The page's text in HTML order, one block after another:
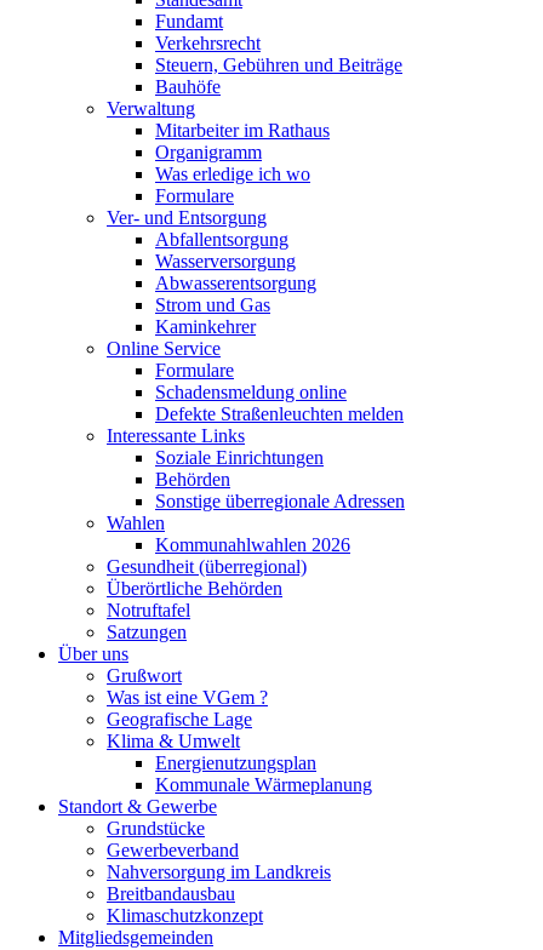
Fundamt
Verkehrsrecht
Steuern, Gebühren und Beiträge
Bauhöfe
Verwaltung
Mitarbeiter im Rathaus
Organigramm
Was erledige ich wo
Formulare
Ver- und Entsorgung
Abfallentsorgung
Wasserversorgung
Abwasserentsorgung
Strom und Gas
Kaminkehrer
Online Service
Formulare
Schadensmeldung online
Defekte Straßenleuchten melden
Interessante Links
Soziale Einrichtungen
Behörden
Sonstige überregionale Adressen
Wahlen
Kommunahlwahlen 2026
Gesundheit (überregional)
Überörtliche Behörden
Notruftafel
Satzungen
Über uns
Grußwort
Was ist eine VGem ?
Geografische Lage
Klima & Umwelt
Energienutzungsplan
Kommunale Wärmeplanung
Standort & Gewerbe
Grundstücke
Gewerbeverband
Nahversorgung im Landkreis
Breitbandausbau
Klimaschutzkonzept
Mitgliedsgemeinden